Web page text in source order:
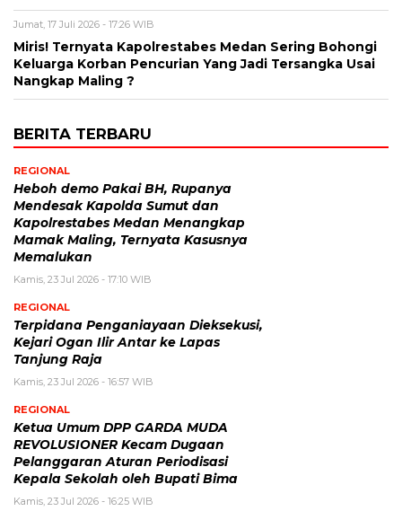
Jumat, 17 Juli 2026 - 17:26 WIB
Miris! Ternyata Kapolrestabes Medan Sering Bohongi
Keluarga Korban Pencurian Yang Jadi Tersangka Usai
Nangkap Maling ?
BERITA TERBARU
REGIONAL
Heboh demo Pakai BH, Rupanya
Mendesak Kapolda Sumut dan
Kapolrestabes Medan Menangkap
Mamak Maling, Ternyata Kasusnya
Memalukan
Kamis, 23 Jul 2026 - 17:10 WIB
REGIONAL
Terpidana Penganiayaan Dieksekusi,
Kejari Ogan Ilir Antar ke Lapas
Tanjung Raja
Kamis, 23 Jul 2026 - 16:57 WIB
REGIONAL
Ketua Umum DPP GARDA MUDA
REVOLUSIONER Kecam Dugaan
Pelanggaran Aturan Periodisasi
Kepala Sekolah oleh Bupati Bima
Kamis, 23 Jul 2026 - 16:25 WIB